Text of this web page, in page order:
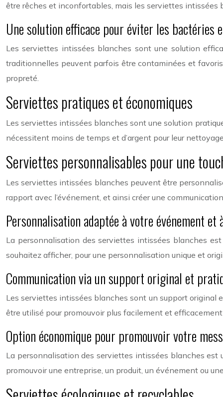
être rêches et inconfortables, mais les serviettes intissées
Une solution efficace pour éviter les bactéries
Les serviettes intissées blanches sont une solution
traditionnelles peuvent parfois être contaminées et
propreté.
Serviettes pratiques et économiques
Les serviettes intissées blanches sont une solution
nécessitent moins de temps et d’argent pour leur
Serviettes personnalisables pour une
Les serviettes intissées blanches peuvent être
rapport avec l’événement, et ainsi créer une
Personnalisation adaptée à votre événement et
La personnalisation des serviettes intissées blanches
souhaitez afficher, pour une personnalisation unique et
Communication via un support original et
Les serviettes intissées blanches sont un support original
être utilisé pour promouvoir plus facilement et
Option économique pour promouvoir votre
La personnalisation des serviettes intissées blanches est
promouvoir une entreprise, un produit, un événement ou